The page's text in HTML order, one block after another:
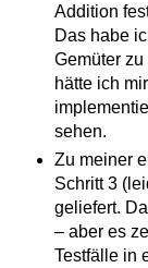
Addition
Das habe
Gemüter
hätte ich
sehen.
Zu meiner
Schritt 3
geliefert.
– aber es
Testfälle in